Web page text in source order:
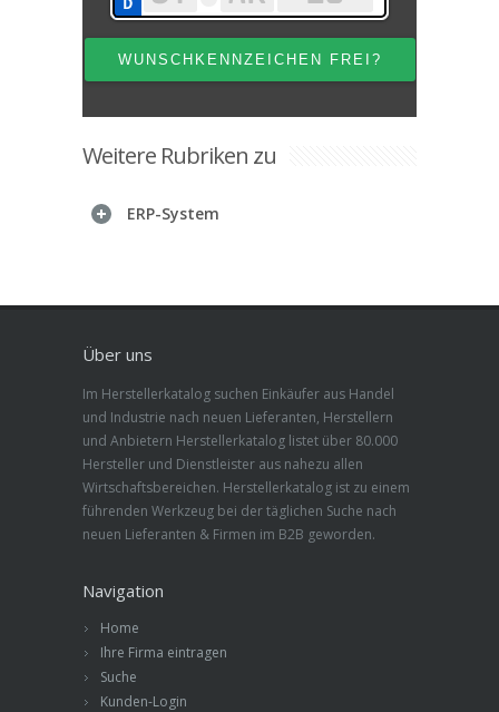
Weitere Rubriken zu
ERP-System
Über uns
Im Herstellerkatalog suchen Einkäufer aus Handel
und Industrie nach neuen Lieferanten, Herstellern
und Anbietern Herstellerkatalog listet über 80.000
Hersteller und Dienstleister aus nahezu allen
Wirtschaftsbereichen. Herstellerkatalog ist zu einem
führenden Werkzeug bei der täglichen Suche nach
neuen Lieferanten & Firmen im B2B geworden.
Navigation
Home
Ihre Firma eintragen
Suche
Kunden-Login